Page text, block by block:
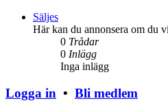
Säljes
Här kan du annonsera om du
0 Trådar
0 Inlägg
Inga inlägg
Logga in • Bli medlem